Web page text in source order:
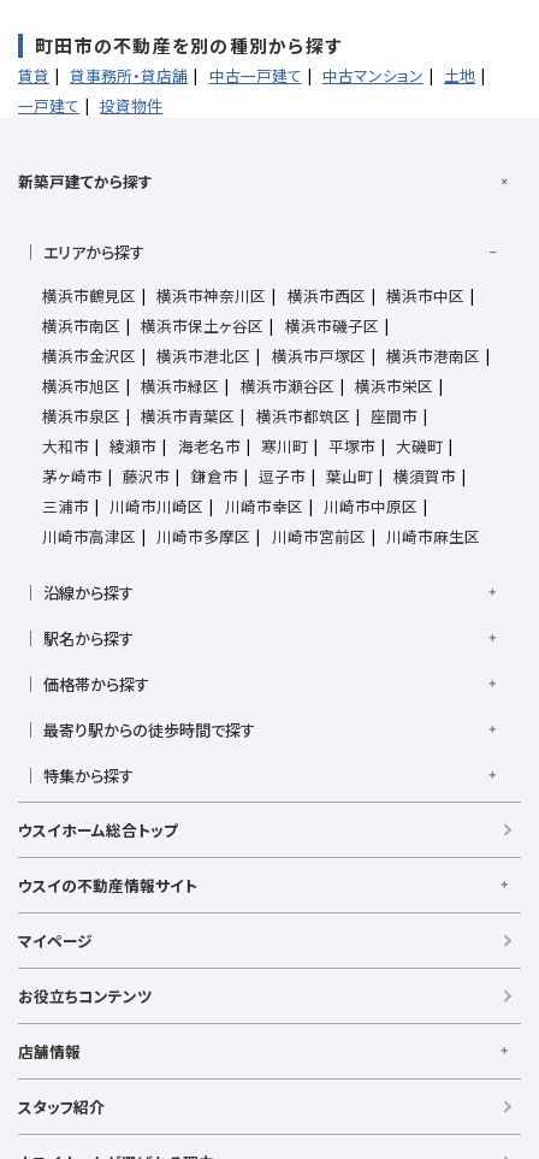
町田市の不動産を別の種別から探す
賃貸 貸事務所・貸店舗 中古一戸建て 中古マンション
土地
一戸建て
投資物件
新築戸建てから探す
エリアから探す
横浜市鶴見区
横浜市神奈川区 横浜市西区
横浜市中区
横浜市南区
横浜市保土ヶ谷区
横浜市磯子区
横浜市金沢区
横浜市港北区 横浜市戸塚区
横浜市港南区
横浜市旭区
横浜市緑区 横浜市瀬谷区
横浜市栄区
横浜市泉区
横浜市青葉区 横浜市都筑区
座間市
大和市
綾瀬市 海老名市 寒川町 平塚市
大磯町
茅ヶ崎市
藤沢市 鎌倉市 逗子市 葉山町
横須賀市
三浦市
川崎市川崎区 川崎市幸区
川崎市中原区
川崎市高津区
川崎市多摩区 川崎市宮前区 川崎市麻生区
沿線から探す
横須賀線
湘南新宿ライン高海
小田急江ノ島線
ブルーライン
みなとみらい線
相鉄いずみ野線
相模鉄道新横浜線
江ノ島電鉄
湘南モノレール
駅名から探す
上大岡駅
鴨居駅
港南台駅
小机駅 桜木町駅
根岸駅
平塚駅
横須賀中央駅
横浜駅
価格帯から探す
4,000万円台
5,000万円台
8,000万円台
最寄り駅からの徒歩時間で探す
駅徒歩7分以内
駅徒歩20分以内
駅徒歩21分以上
特集から探す
日当たり良好
ファミリー向け
南向き・南道路の
LDK15畳以上
海が見える
ウスイホーム総合トップ
ウスイの不動産情報サイト
【借りる】
賃貸住宅
事業用賃貸
【買う】
新築戸建て
マイページ
お役立ちコンテンツ
店舗情報
【横浜エリア】
金沢文庫店
上大岡店 戸塚店 新横浜店
港北ニュータウン店
スタッフ紹介